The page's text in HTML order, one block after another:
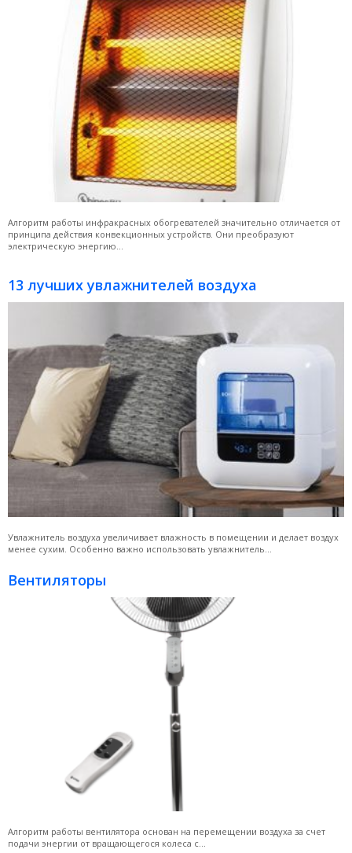
Алгоритм работы инфракрасных обогревателей значительно отличается от
принципа действия конвекционных устройств. Они преобразуют
электрическую энергию...
13 лучших увлажнителей воздуха
Увлажнитель воздуха увеличивает влажность в помещении и делает воздух
менее сухим. Особенно важно использовать увлажнитель...
Вентиляторы
Алгоритм работы вентилятора основан на перемещении воздуха за счет
подачи энергии от вращающегося колеса с...